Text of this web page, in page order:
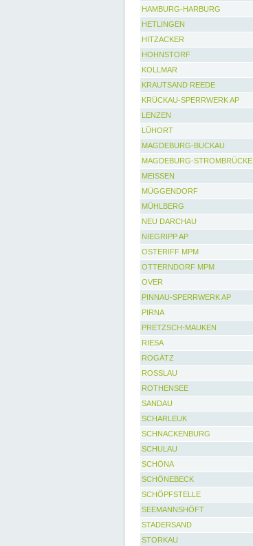
HAMBURG-HARBURG
HETLINGEN
HITZACKER
HOHNSTORF
KOLLMAR
KRAUTSAND REEDE
KRÜCKAU-SPERRWERK AP
LENZEN
LÜHORT
MAGDEBURG-BUCKAU
MAGDEBURG-STROMBRÜCKE
MEISSEN
MÜGGENDORF
MÜHLBERG
NEU DARCHAU
NIEGRIPP AP
OSTERIFF MPM
OTTERNDORF MPM
OVER
PINNAU-SPERRWERK AP
PIRNA
PRETZSCH-MAUKEN
RIESA
ROGÄTZ
ROSSLAU
ROTHENSEE
SANDAU
SCHARLEUK
SCHNACKENBURG
SCHULAU
SCHÖNA
SCHÖNEBECK
SCHÖPFSTELLE
SEEMANNSHÖFT
STADERSAND
STORKAU